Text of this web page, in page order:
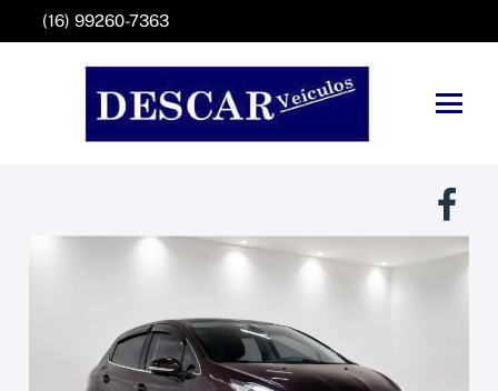
(16) 99260-7363